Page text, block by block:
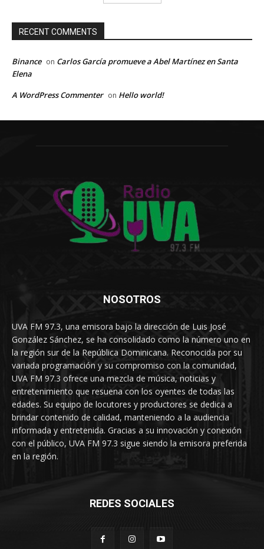
RECENT COMMENTS
Binance on Carlos García promueve a Abel Martínez en Santa
Elena
A WordPress Commenter on Hello world!
NOSOTROS
UVA FM 97.3, una emisora bajo la dirección de Luis José
González Sánchez, se ha consolidado como la número uno en
la región sur de la República Dominicana. Reconocida por su
variada programación y su compromiso con la comunidad,
UVA FM 97.3 ofrece una mezcla de música, noticias y
entretenimiento que resuena con los oyentes de todas las
edades. Su equipo de locutores y productores se dedica a
brindar contenido de calidad, manteniendo a la audiencia
informada y entretenida. Gracias a su innovación y conexión
con el público, UVA FM 97.3 sigue siendo la emisora preferida
en la región.
REDES SOCIALES